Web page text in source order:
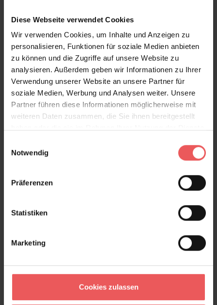
Diese Webseite verwendet Cookies
Wir verwenden Cookies, um Inhalte und Anzeigen zu
personalisieren, Funktionen für soziale Medien anbieten
zu können und die Zugriffe auf unsere Website zu
analysieren. Außerdem geben wir Informationen zu Ihrer
Verwendung unserer Website an unsere Partner für
soziale Medien, Werbung und Analysen weiter. Unsere
Partner führen diese Informationen möglicherweise mit
weiteren Daten zusammen, die Sie ihnen bereitgestellt
Notwendig
Präferenzen
Statistiken
Marketing
Cookies zulassen
Holztapete, esche braun
24,00 €
Holztapete, olive